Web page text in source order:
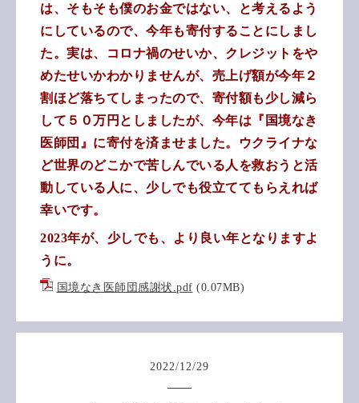
は、そもそも僕のお金ではない、と考えるよう
にしているので、今年も寄付することにしまし
た。実は、コロナ禍のせいか、クレジットをや
めたせいかわかりませんが、売上げ額が今年２
割ほど落ちてしまったので、寄付額も少し減ら
して５０万円としましたが、今年は『国境なき
医師団』に寄付を済ませました。ウクライナな
ど世界のどこかで苦しんでいる人を救おうと活
動している人に、少しでも役立ててもらえれば
幸いです。
2023年が、少しでも、より良い年となりますよ
うに。
国境なき医師団感謝状.pdf (0.07MB)
2022/12/29